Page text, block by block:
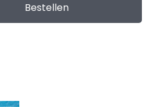
Bestellen